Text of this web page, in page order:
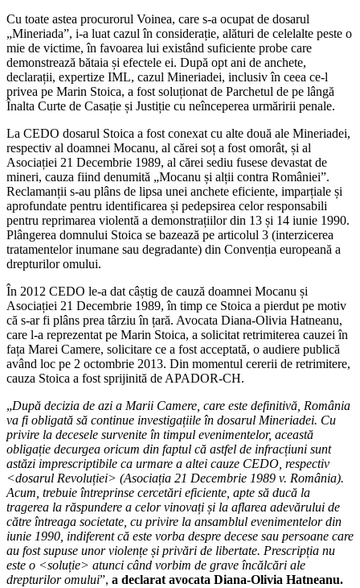
Cu toate astea procurorul Voinea, care s-a ocupat de dosarul
„Mineriada”, i-a luat cazul în considerație, alături de celelalte peste o
mie de victime, în favoarea lui existând suficiente probe care
demonstrează bătaia și efectele ei. După opt ani de anchete,
declarații, expertize IML, cazul Mineriadei, inclusiv în ceea ce-l
privea pe Marin Stoica, a fost soluționat de Parchetul de pe lângă
Înalta Curte de Casație și Justiție cu neînceperea urmăririi penale.
La CEDO dosarul Stoica a fost conexat cu alte două ale Mineriadei,
respectiv al doamnei Mocanu, al cărei soț a fost omorât, și al
Asociației 21 Decembrie 1989, al cărei sediu fusese devastat de
mineri, cauza fiind denumită „Mocanu și alții contra României”.
Reclamanții s-au plâns de lipsa unei anchete eficiente, imparțiale și
aprofundate pentru identificarea și pedepsirea celor responsabili
pentru reprimarea violentă a demonstrațiilor din 13 și 14 iunie 1990.
Plângerea domnului Stoica se bazează pe articolul 3 (interzicerea
tratamentelor inumane sau degradante) din Convenția europeană a
drepturilor omului.
În 2012 CEDO le-a dat câștig de cauză doamnei Mocanu și
Asociației 21 Decembrie 1989, în timp ce Stoica a pierdut pe motiv
că s-ar fi plâns prea târziu în țară. Avocata Diana-Olivia Hatneanu,
care l-a reprezentat pe Marin Stoica, a solicitat retrimiterea cauzei în
fața Marei Camere, solicitare ce a fost acceptată, o audiere publică
având loc pe 2 octombrie 2013. Din momentul cererii de retrimitere,
cauza Stoica a fost sprijinită de APADOR-CH.
„După decizia de azi a Marii Camere, care este definitivă, România
va fi obligată să continue investigațiile în dosarul Mineriadei. Cu
privire la decesele survenite în timpul evenimentelor, această
obligație decurgea oricum din faptul că astfel de infracțiuni sunt
astăzi imprescriptibile ca urmare a altei cauze CEDO, respectiv
<dosarul Revoluției> (Asociația 21 Decembrie 1989 v. România).
Acum, trebuie întreprinse cercetări eficiente, apte să ducă la
tragerea la răspundere a celor vinovați și la aflarea adevărului de
către întreaga societate, cu privire la ansamblul evenimentelor din
iunie 1990, indiferent că este vorba despre decese sau persoane care
au fost supuse unor violențe și privări de libertate. Prescripția nu
este o <soluție> atunci când vorbim de grave încălcări ale
drepturilor omului”, a declarat avocata Diana-Olivia Hatneanu.